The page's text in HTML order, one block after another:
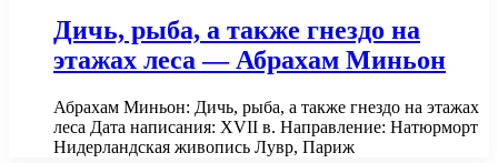
Дичь, рыба, а также гнездо на
этажах леса — Абрахам Миньон
Абрахам Миньон: Дичь, рыба, а также гнездо на этажах
леса Дата написания: XVII в. Направление: Натюрморт
Нидерландская живопись Лувр, Париж